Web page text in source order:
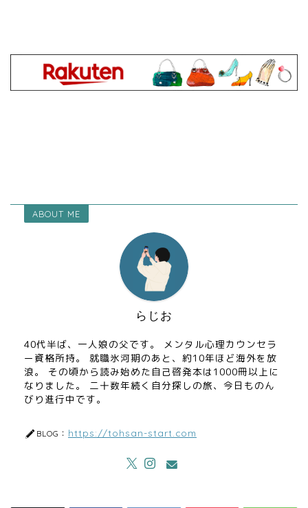
ABOUT ME
らじお
40代半ば、一人娘の父です。 メンタル心理カウンセラ
ー資格所持。 就職氷河期のあと、約10年ほど海外を放
浪。 その頃から読み始めた自己啓発本は1000冊以上に
なりました。 二十数年続く自分探しの旅、今日ものん
びり進行中です。
BLOG： https://tohsan-start.com